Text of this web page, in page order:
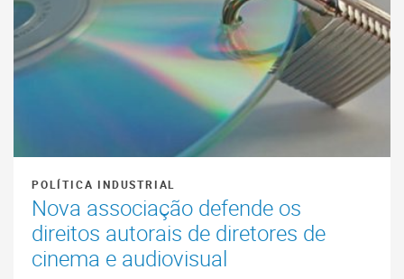
POLÍTICA INDUSTRIAL
Nova associação defende os
direitos autorais de diretores de
cinema e audiovisual